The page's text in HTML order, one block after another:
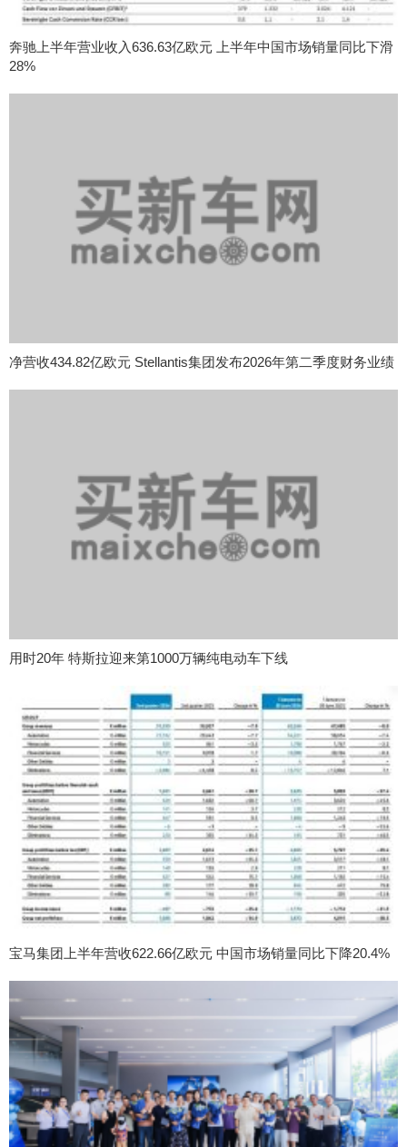
奔驰上半年营业收入636.63亿欧元 上半年中国市场销量同比下滑
28%
净营收434.82亿欧元 Stellantis集团发布2026年第二季度财务业绩
用时20年 特斯拉迎来第1000万辆纯电动车下线
宝马集团上半年营收622.66亿欧元 中国市场销量同比下降20.4%